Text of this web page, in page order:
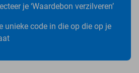
je ‘Waardebon verzilveren’
unieke code in die op die op je